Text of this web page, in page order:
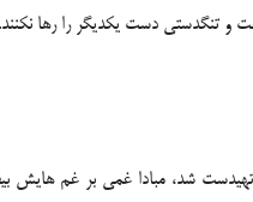
و تنگدستي دست يکديگر را رها نکنند.
شد، مبادا غمي بر غم هايش